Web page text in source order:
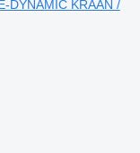
DYNAMIC KRAAN /